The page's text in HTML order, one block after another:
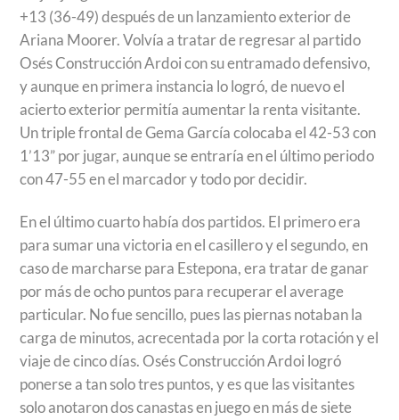
+13 (36-49) después de un lanzamiento exterior de
Ariana Moorer. Volvía a tratar de regresar al partido
Osés Construcción Ardoi con su entramado defensivo,
y aunque en primera instancia lo logró, de nuevo el
acierto exterior permitía aumentar la renta visitante.
Un triple frontal de Gema García colocaba el 42-53 con
1’13” por jugar, aunque se entraría en el último periodo
con 47-55 en el marcador y todo por decidir.
En el último cuarto había dos partidos. El primero era
para sumar una victoria en el casillero y el segundo, en
caso de marcharse para Estepona, era tratar de ganar
por más de ocho puntos para recuperar el average
particular. No fue sencillo, pues las piernas notaban la
carga de minutos, acrecentada por la corta rotación y el
viaje de cinco días. Osés Construcción Ardoi logró
ponerse a tan solo tres puntos, y es que las visitantes
solo anotaron dos canastas en juego en más de siete